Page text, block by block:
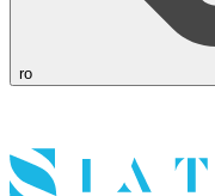
ro